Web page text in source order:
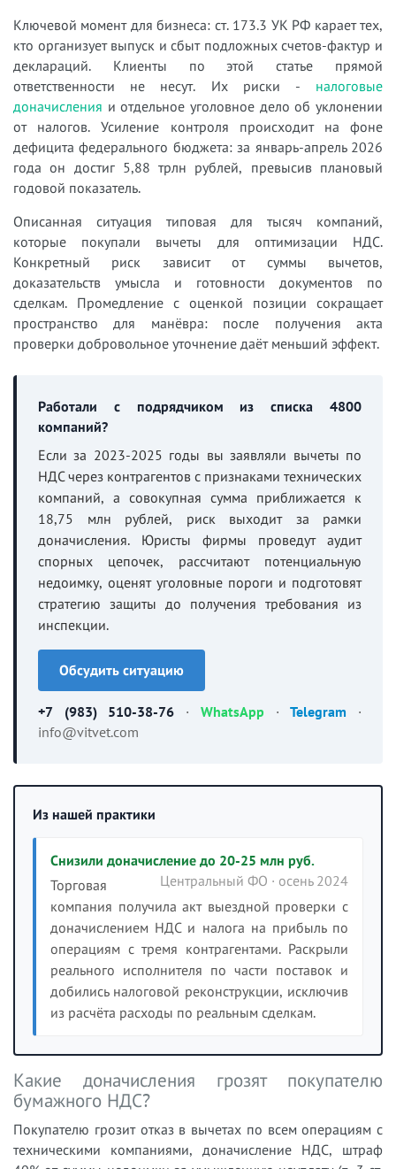
Ключевой момент для бизнеса: ст. 173.3 УК РФ карает тех,
кто организует выпуск и сбыт подложных счетов-фактур и
деклараций. Клиенты по этой статье прямой
ответственности не несут. Их риски - налоговые
доначисления и отдельное уголовное дело об уклонении
от налогов. Усиление контроля происходит на фоне
дефицита федерального бюджета: за январь-апрель 2026
года он достиг 5,88 трлн рублей, превысив плановый
годовой показатель.
Описанная ситуация типовая для тысяч компаний,
которые покупали вычеты для оптимизации НДС.
Конкретный риск зависит от суммы вычетов,
доказательств умысла и готовности документов по
сделкам. Промедление с оценкой позиции сокращает
пространство для манёвра: после получения акта
проверки добровольное уточнение даёт меньший эффект.
Работали с подрядчиком из списка 4800
компаний?
Если за 2023-2025 годы вы заявляли вычеты по
НДС через контрагентов с признаками технических
компаний, а совокупная сумма приближается к
18,75 млн рублей, риск выходит за рамки
доначисления. Юристы фирмы проведут аудит
спорных цепочек, рассчитают потенциальную
недоимку, оценят уголовные пороги и подготовят
стратегию защиты до получения требования из
инспекции.
Обсудить ситуацию
+7 (983) 510-38-76 · WhatsApp ·Telegram ·
info@vitvet.com
Из нашей практики
Снизили доначисление до 20-25 млн руб.
Центральный ФО · осень 2024
Торговая
компания получила акт выездной проверки с
доначислением НДС и налога на прибыль по
операциям с тремя контрагентами. Раскрыли
реального исполнителя по части поставок и
добились налоговой реконструкции, исключив
из расчёта расходы по реальным сделкам.
Какие доначисления грозят покупателю
бумажного НДС?
Покупателю грозит отказ в вычетах по всем операциям с
техническими компаниями, доначисление НДС, штраф